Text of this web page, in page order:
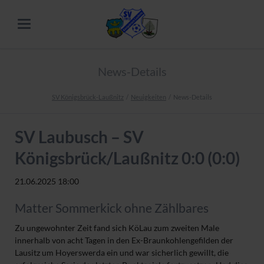
News-Details
SV Königsbrück-Laußnitz Neuigkeiten News-Details
SV Laubusch – SV
Königsbrück/Laußnitz 0:0 (0:0)
21.06.2025 18:00
Matter Sommerkick ohne Zählbares
Zu ungewohnter Zeit fand sich KöLau zum zweiten Male
innerhalb von acht Tagen in den Ex-Braunkohlengefilden der
Lausitz um Hoyerswerda ein und war sicherlich gewillt, die